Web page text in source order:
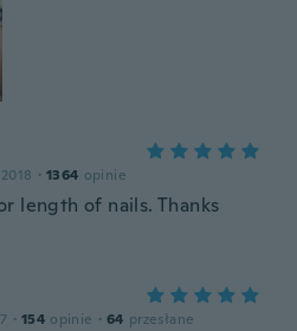
· 1364 opinie
length of nails. Thanks
· 154 opinie · 64 przesłane